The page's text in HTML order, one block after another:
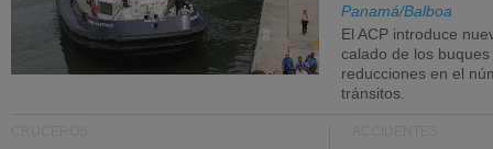
Panamá/Balboa
El ACP introduce
calado de los
reducciones en el
tránsitos.